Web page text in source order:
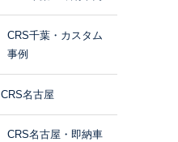
CRS千葉・カスタム
事例
CRS名古屋
CRS名古屋・即納車